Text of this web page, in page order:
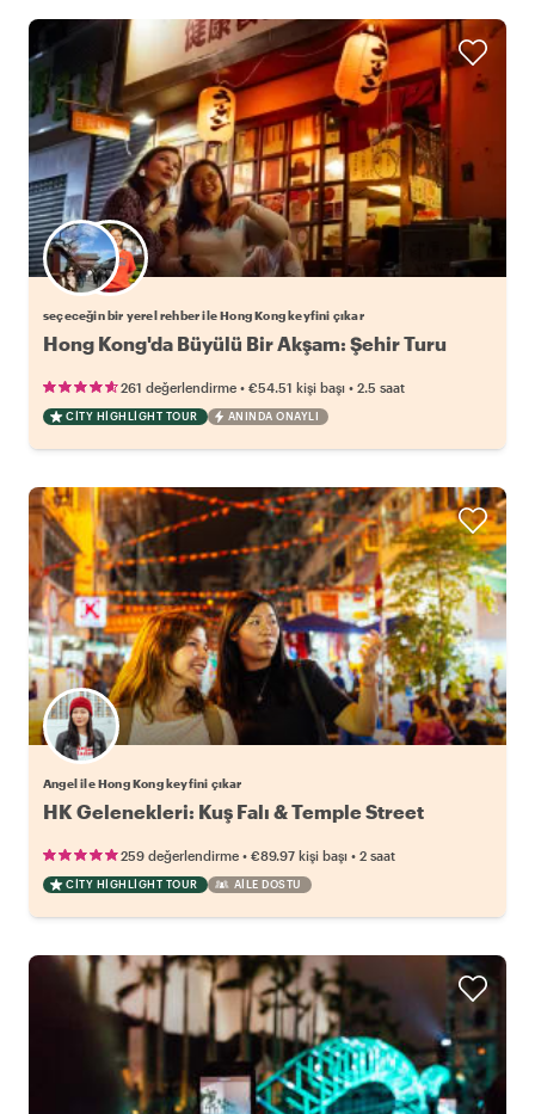
Favori yerel rehberini seç
seçeceğin bir yerel rehber ile Hong Kong keyfini çıkar
Hong Kong'da Büyülü Bir Akşam: Şehir Turu
261 değerlendirme • €54.51 kişi başı • 2.5 saat
CITY HIGHLIGHT TOUR ANINDA ONAYLI
Angel ile Hong Kong keyfini çıkar
HK Gelenekleri: Kuş Falı & Temple Street
259 değerlendirme • €89.97 kişi başı • 2 saat
CITY HIGHLIGHT TOUR AILE DOSTU